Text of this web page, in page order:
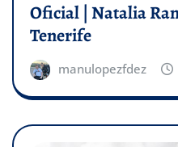
Oficial | Natalia
Tenerife
manulopezfdez